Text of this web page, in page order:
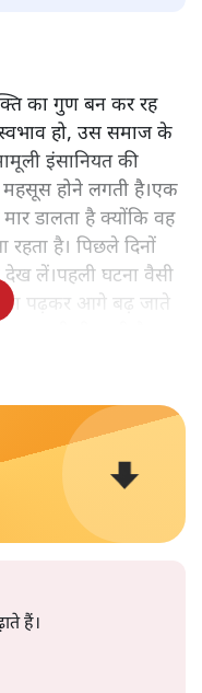
का गुण बन कर रह
हो, उस समाज के
इंसानियत की
होने लगती है।एक
डालता है क्योंकि वह
है। पिछले दिनों
देख लें।पहली घटना वैसी
पढ़कर आगे बढ़ जाते
आती ही रहती है।
हैं।